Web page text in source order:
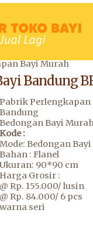
Bayi Murah
Bandung
Pabrik Perlengkapan
Bandung
Bedongan Bayi
Kode :
Mode: Bedongan
Bahan : Flanel
Ukuran: 90*90 cm
Harga Grosir :
@ Rp. 155.000/ lusin
@ Rp. 84.000/ 6 pcs
warna seri